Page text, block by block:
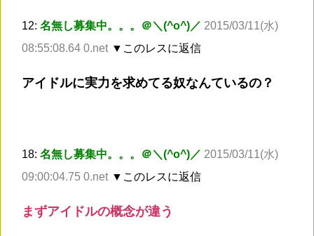
12: 名無し募集中。。。＠＼(^o^)／ 2015/03/11(水)
08:55:08.64 0.net ▼このレスに返信
アイドルに実力を求めてる奴なんているの？
18: 名無し募集中。。。＠＼(^o^)／ 2015/03/11(水)
09:00:04.75 0.net ▼このレスに返信
まずアイドルの概念が違う